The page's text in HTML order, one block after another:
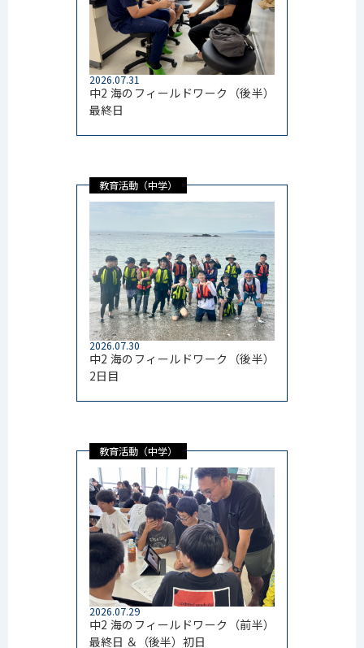
2026.07.31
中2 海のフィールドワーク（後半）
最終日
教育活動（中学）
2026.07.30
中2 海のフィールドワーク（後半）
2日目
教育活動（中学）
2026.07.29
中2 海のフィールドワーク（前半）
最終日 ＆（後半）初日